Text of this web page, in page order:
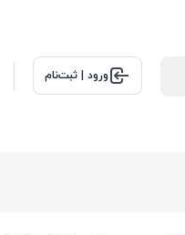
ورود | ثبت‌نام